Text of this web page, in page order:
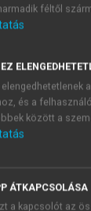
féltől
és a
között a
ÁTKAPCSOLÁSA
a kapcsolót az